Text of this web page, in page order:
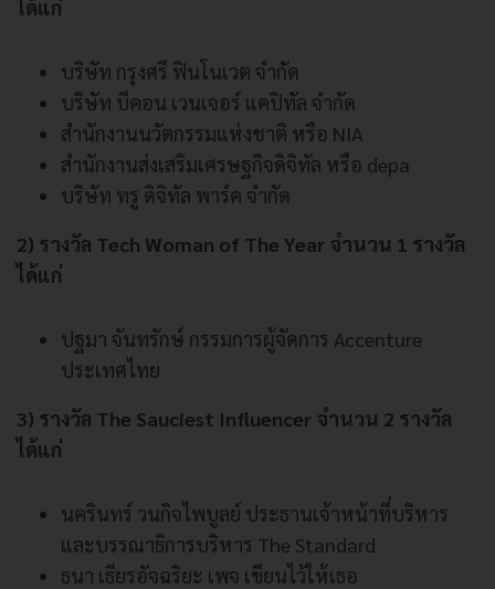
ได้แก่
บริษัท กรุงศรี ฟินโนเวต จำกัด
บริษัท บีคอน เวนเจอร์ แคปิทัล จำกัด
สำนักงานนวัตกรรมแห่งชาติ หรือ NIA
สำนักงานส่งเสริมเศรษฐกิจดิจิทัล หรือ depa
บริษัท ทรู ดิจิทัล พาร์ค จำกัด
2) รางวัล Tech Woman of The Year จำนวน 1 รางวัล
ได้แก่
ปฐมา จันทรักษ์ กรรมการผู้จัดการ Accenture
ประเทศไทย
3) รางวัล The Sauciest Influencer จำนวน 2 รางวัล
ได้แก่
นครินทร์ วนกิจไพบูลย์ ประธานเจ้าหน้าที่บริหาร
และบรรณาธิการบริหาร The Standard
ธนา เธียรอัจฉริยะ เพจ เขียนไว้ให้เธอ